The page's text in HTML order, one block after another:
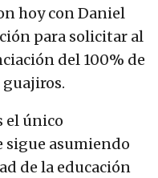
hoy con Daniel
para solicitar al
del 100% de
el único
sigue asumiendo
de la educación